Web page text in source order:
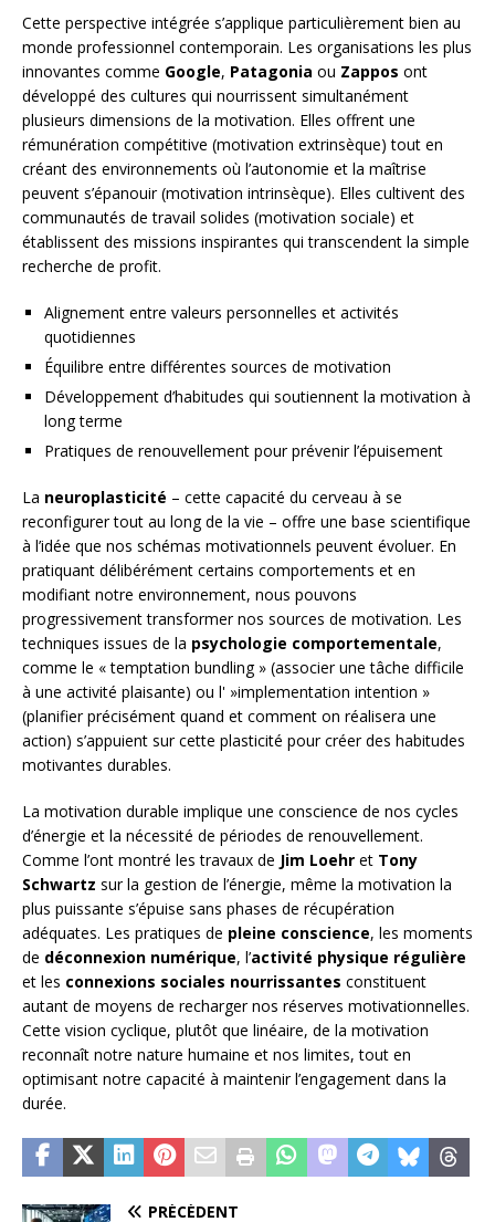
Cette perspective intégrée s’applique particulièrement bien au
monde professionnel contemporain. Les organisations les plus
innovantes comme Google, Patagonia ou Zappos ont
développé des cultures qui nourrissent simultanément
plusieurs dimensions de la motivation. Elles offrent une
rémunération compétitive (motivation extrinsèque) tout en
créant des environnements où l’autonomie et la maîtrise
peuvent s’épanouir (motivation intrinsèque). Elles cultivent des
communautés de travail solides (motivation sociale) et
établissent des missions inspirantes qui transcendent la simple
recherche de profit.
Alignement entre valeurs personnelles et activités
quotidiennes
Équilibre entre différentes sources de motivation
Développement d’habitudes qui soutiennent la motivation à
long terme
Pratiques de renouvellement pour prévenir l’épuisement
La neuroplasticité – cette capacité du cerveau à se
reconfigurer tout au long de la vie – offre une base scientifique
à l’idée que nos schémas motivationnels peuvent évoluer. En
pratiquant délibérément certains comportements et en
modifiant notre environnement, nous pouvons
progressivement transformer nos sources de motivation. Les
techniques issues de la psychologie comportementale,
comme le « temptation bundling » (associer une tâche difficile
à une activité plaisante) ou l' »implementation intention »
(planifier précisément quand et comment on réalisera une
action) s’appuient sur cette plasticité pour créer des habitudes
motivantes durables.
La motivation durable implique une conscience de nos cycles
d’énergie et la nécessité de périodes de renouvellement.
Comme l’ont montré les travaux de Jim Loehr et Tony
Schwartz sur la gestion de l’énergie, même la motivation la
plus puissante s’épuise sans phases de récupération
adéquates. Les pratiques de pleine conscience, les moments
de déconnexion numérique, l’activité physique régulière
et les connexions sociales nourrissantes constituent
autant de moyens de recharger nos réserves motivationnelles.
Cette vision cyclique, plutôt que linéaire, de la motivation
reconnaît notre nature humaine et nos limites, tout en
optimisant notre capacité à maintenir l’engagement dans la
durée.
PRÉCÉDENT